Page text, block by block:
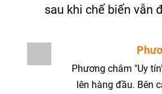
sau khi chế biến vẫn
Phương châm "Uy
lên hàng đầu. Bên